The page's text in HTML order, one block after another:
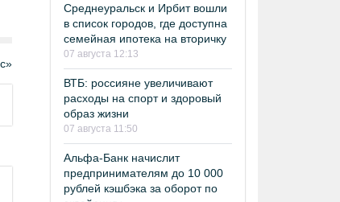
Среднеуральск и Ирбит вошли
в список городов, где доступна
семейная ипотека на вторичку
07 августа 12:13
ВТБ: россияне увеличивают
расходы на спорт и здоровый
образ жизни
07 августа 11:50
Альфа-Банк начислит
предпринимателям до 10 000
рублей кэшбэка за оборот по